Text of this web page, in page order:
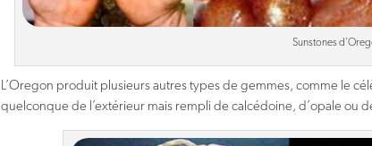
Sunstones
L’Oregon produit plusieurs autres types de gemmes, comme le
quelconque de l’extérieur mais rempli de calcédoine, d’opale ou